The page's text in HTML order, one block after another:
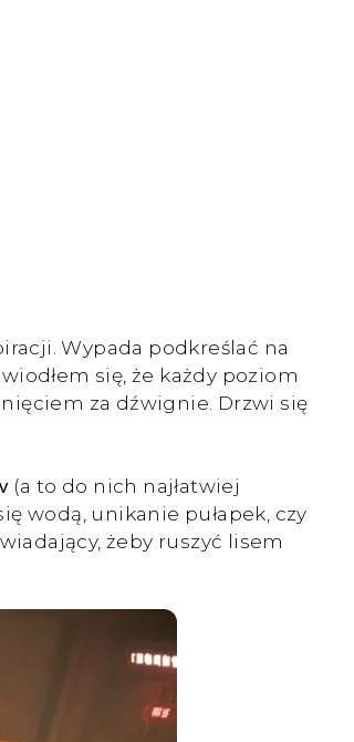
Wypada podkreślać na
się, że każdy poziom
za dźwignie. Drzwi się
(a to do nich najłatwiej
wodą, unikanie pułapek, czy
żeby ruszyć lisem